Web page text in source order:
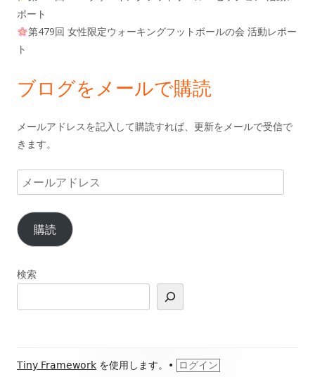
ポート
第479回 女性限定ウォーキングフットボールの会 活動レポー
ト
ブログをメールで購読
メールアドレスを記入して購読すれば、更新をメールで受信で
きます。
メ
ー
ル
ア
ド
ス
購読
検索
フ
Tiny Framework を使用します。 • ログイン